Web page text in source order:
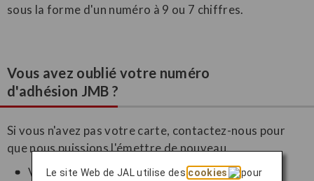
sous la forme d'un numéro à 9 ou 7 chiffres.
Vous avez oublié votre numéro
d'adhésion JMB ?
Si vous n'avez pas votre carte, contactez-nous pour
que nous puissions l'émettre de nouveau.
Vous n'avez pas votre carte JAL Mileage Bank ?
Le site Web de JAL utilise des cookies
pour